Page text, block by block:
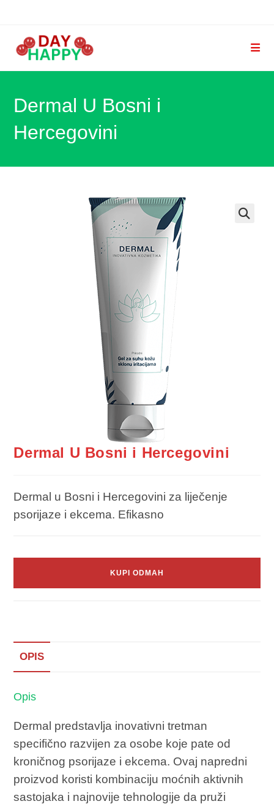
Dermal U Bosni i
Hercegovini
Dermal U Bosni i Hercegovini
Dermal u Bosni i Hercegovini za liječenje
psorijaze i ekcema. Efikasno
KUPI ODMAH
OPIS
Opis
Dermal predstavlja inovativni tretman
specifično razvijen za osobe koje pate od
kroničnog psorijaze i ekcema. Ovaj napredni
proizvod koristi kombinaciju moćnih aktivnih
sastojaka i najnovije tehnologije da pruži